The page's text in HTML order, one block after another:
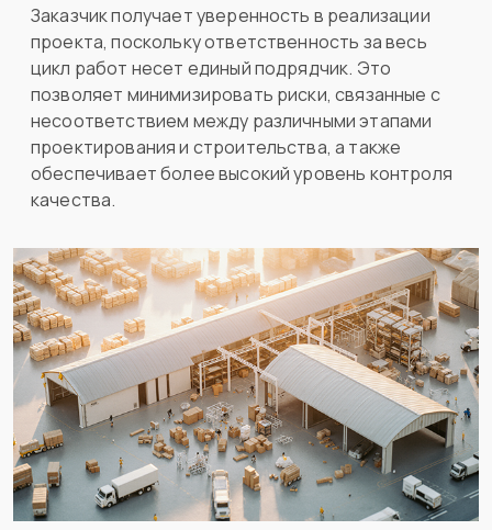
Заказчик получает уверенность в реализации
проекта, поскольку ответственность за весь
цикл работ несет единый подрядчик. Это
позволяет минимизировать риски, связанные с
несоответствием между различными этапами
проектирования и строительства, а также
обеспечивает более высокий уровень контроля
качества.